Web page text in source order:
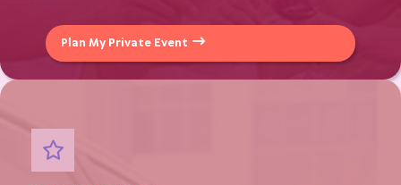
Plan My Private Event